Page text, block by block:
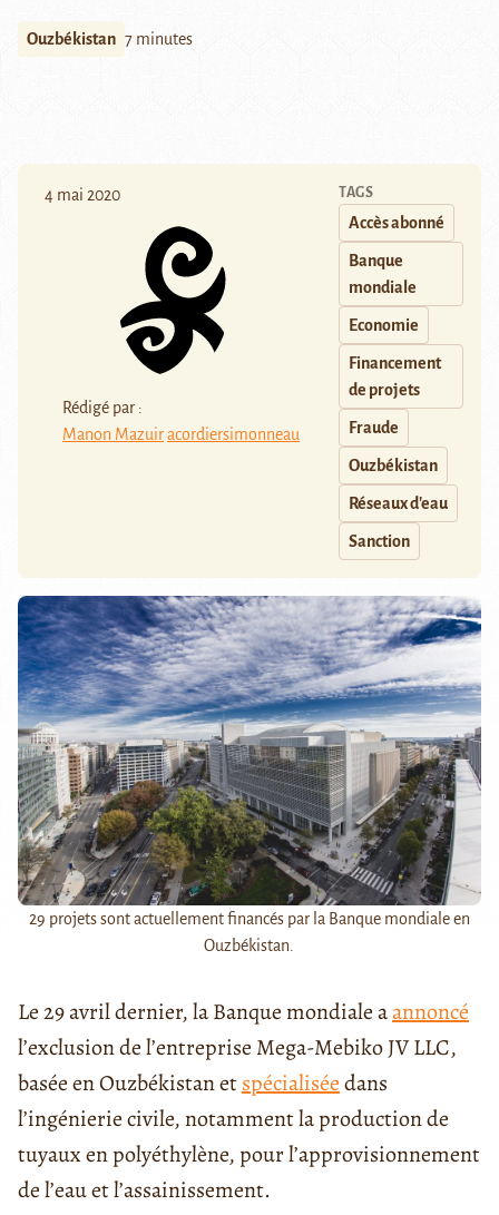
Ouzbékistan 7 minutes
4 mai 2020
Rédigé par :
Manon Mazuiracordiersimonneau
TAGS
Accès abonné
Banque
mondiale
Economie
Financement
de projets
Fraude
Ouzbékistan
Réseaux d'eau
Sanction
29 projets sont actuellement financés par la Banque mondiale en
Ouzbékistan.
Le 29 avril dernier, la Banque mondiale aannoncé
l’exclusion de l’entreprise Mega-Mebiko JV LLC,
basée en Ouzbékistan etspécialiséedans
l’ingénierie civile, notamment la production de
tuyaux en polyéthylène, pour l’approvisionnement
de l’eau et l’assainissement.